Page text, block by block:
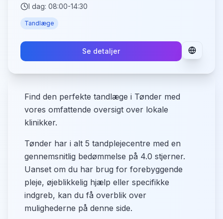
I dag: 08:00-14:30
Tandlæge
Se detaljer
Find den perfekte tandlæge i Tønder med
vores omfattende oversigt over lokale
klinikker.
Tønder har i alt 5 tandplejecentre med en
gennemsnitlig bedømmelse på 4.0 stjerner.
Uanset om du har brug for forebyggende
pleje, øjeblikkelig hjælp eller specifikke
indgreb, kan du få overblik over
mulighederne på denne side.